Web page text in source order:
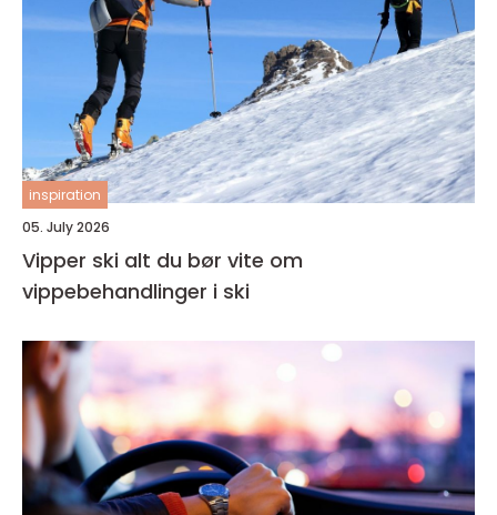
inspiration
05. July 2026
Vipper ski alt du bør vite om
vippebehandlinger i ski